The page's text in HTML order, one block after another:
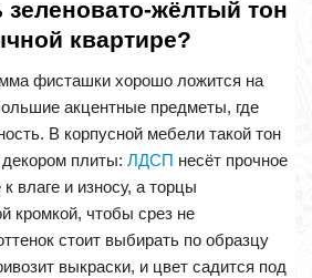
зеленовато-жёлтый тон
квартире?
фисташки хорошо ложится на
акцентные предметы, где
В корпусной мебели такой тон
плиты: ЛДСП несёт прочное
влаге и износу, а торцы
кромкой, чтобы срез не
стоит выбирать по образцу
выкраски, и цвет садится под